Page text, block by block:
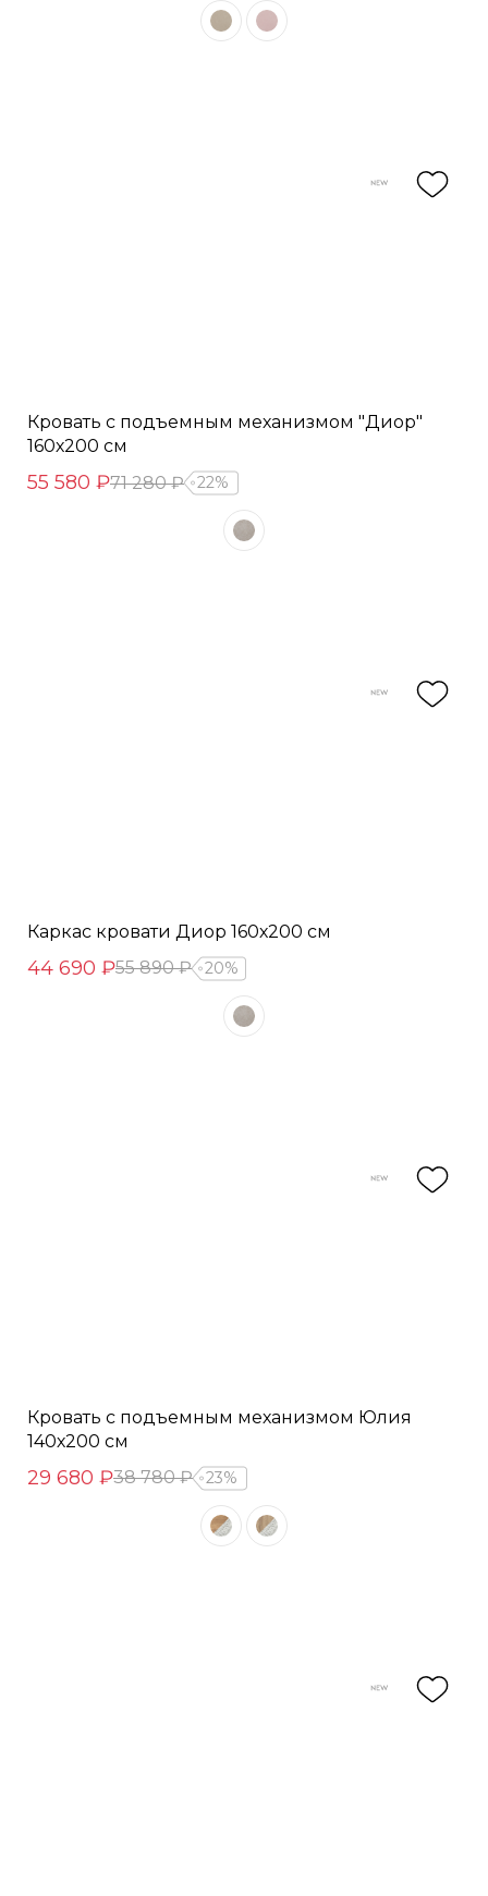
Кровать с подъемным механизмом "Диор"
160х200 см
55 580 ₽71 280 ₽ 22%
Каркас кровати Диор 160х200 см
44 690 ₽55 890 ₽ 20%
Кровать с подъемным механизмом Юлия
140х200 см
29 680 ₽38 780 ₽ 23%